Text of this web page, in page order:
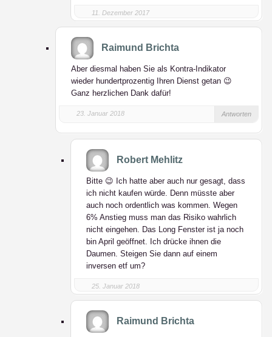
11. Dezember 2017
Raimund Brichta
Aber diesmal haben Sie als Kontra-Indikator
wieder hundertprozentig Ihren Dienst getan 😉
Ganz herzlichen Dank dafür!
23. Januar 2018 Antworten
Robert Mehlitz
Bitte 😉 Ich hatte aber auch nur gesagt, dass
ich nicht kaufen würde. Denn müsste aber
auch noch ordentlich was kommen. Wegen
6% Anstieg muss man das Risiko wahrlich
nicht eingehen. Das Long Fenster ist ja noch
bin April geöffnet. Ich drücke ihnen die
Daumen. Steigen Sie dann auf einem
inversen etf um?
25. Januar 2018
Raimund Brichta